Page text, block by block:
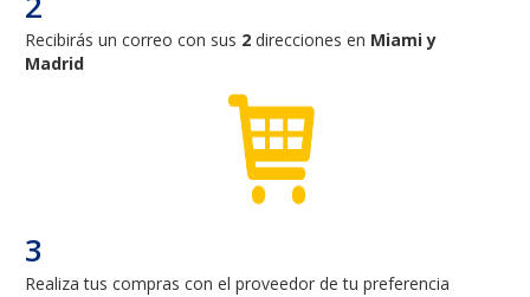
Recibirás un correo con sus 2 direcciones en Miami y
Madrid
3
Realiza tus compras con el proveedor de tu preferencia